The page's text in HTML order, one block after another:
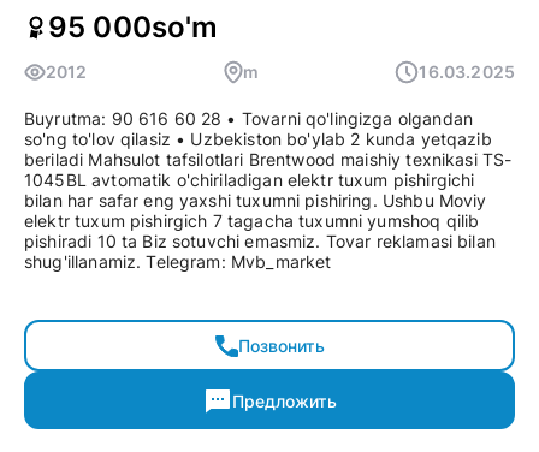
95 000so'm
2012 m 16.03.2025
Buyrutma: 90 616 60 28 • Tovarni qo'lingizga olgandan
so'ng to'lov qilasiz • Uzbekiston bo'ylab 2 kunda yetqazib
beriladi Mahsulot tafsilotlari Brentwood maishiy texnikasi TS-
1045BL avtomatik o'chiriladigan elektr tuxum pishirgichi
bilan har safar eng yaxshi tuxumni pishiring. Ushbu Moviy
elektr tuxum pishirgich 7 tagacha tuxumni yumshoq qilib
pishiradi 10 ta Biz sotuvchi emasmiz. Tovar reklamasi bilan
shug'illanamiz. Telegram: Mvb_market
Позвонить
Предложить